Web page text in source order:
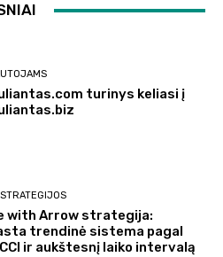
turinys keliasi į
with Arrow strategija:
trendinė sistema pagal
CCI ir aukštesnį laiko intervalą